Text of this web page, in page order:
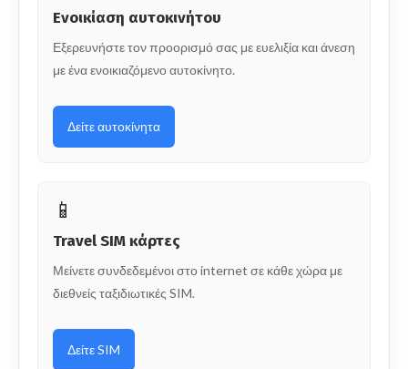
Ενοικίαση αυτοκινήτου
Εξερευνήστε τον προορισμό σας με ευελιξία και άνεση
με ένα ενοικιαζόμενο αυτοκίνητο.
Δείτε αυτοκίνητα
📱
Travel SIM κάρτες
Μείνετε συνδεδεμένοι στο internet σε κάθε χώρα με
διεθνείς ταξιδιωτικές SIM.
Δείτε SIM